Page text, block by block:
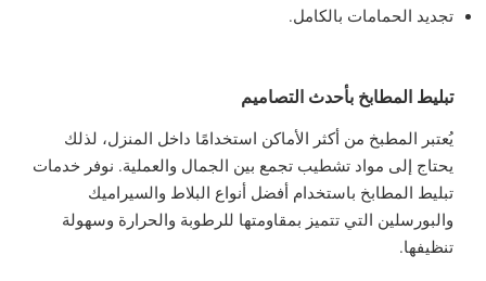
تجديد الحمامات بالكامل.
تبليط المطابخ بأحدث التصاميم
يُعتبر المطبخ من أكثر الأماكن استخدامًا داخل المنزل، لذلك
يحتاج إلى مواد تشطيب تجمع بين الجمال والعملية. نوفر خدمات
تبليط المطابخ باستخدام أفضل أنواع البلاط والسيراميك
والبورسلين التي تتميز بمقاومتها للرطوبة والحرارة وسهولة
تنظيفها.